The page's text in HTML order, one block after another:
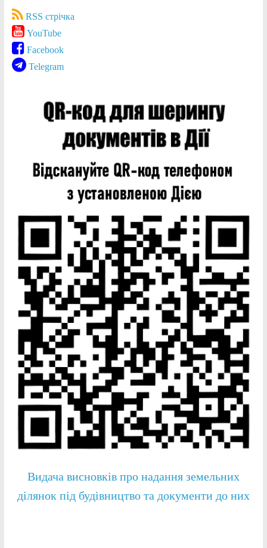
RSS стрічка
YouTube
Facebook
Telegram
Видача висновків про надання земельних
ділянок під будівництво та документи до них